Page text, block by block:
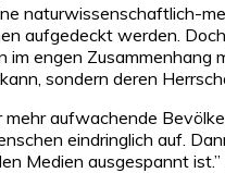
naturwissenschaftlich-
aufgedeckt werden.
engen Zusammenhang
sondern deren
aufwachende
eindringlich auf.
Medien ausgespannt